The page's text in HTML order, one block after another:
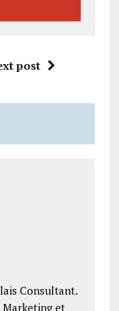
post
Consultant.
Marketing et